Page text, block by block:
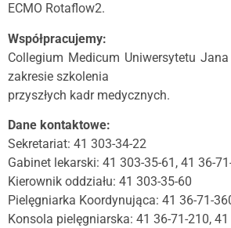
ECMO Rotaflow2.
Współpracujemy:
Collegium Medicum Uniwersytetu
zakresie szkolenia
przyszłych kadr medycznych.
Dane kontaktowe:
Sekretariat: 41 303-34-22
Gabinet lekarski: 41 303-35-61, 41 36-
Kierownik oddziału: 41 303-35-60
Pielęgniarka Koordynująca: 41 36-71-
Konsola pielęgniarska: 41 36-71-210,